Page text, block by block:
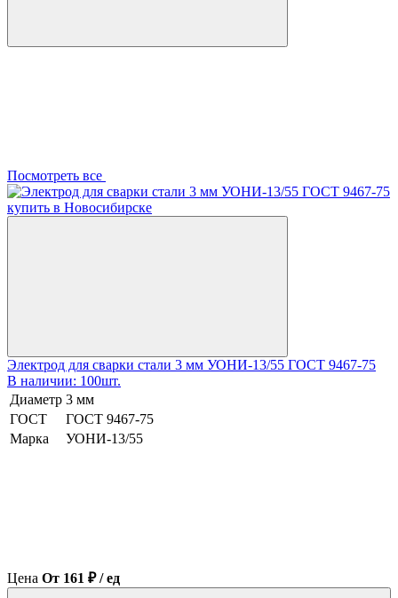
Посмотреть все
Электрод для сварки стали 3 мм УОНИ-13/55 ГОСТ 9467-75
В наличии: 100шт.
Диаметр 3 мм
ГОСТ
ГОСТ 9467-75
Марка
УОНИ-13/55
Цена От 161 ₽ / ед